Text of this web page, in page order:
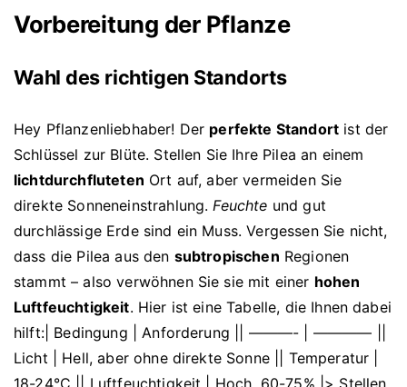
Vorbereitung der Pflanze
Wahl des richtigen Standorts
Hey Pflanzenliebhaber! Der perfekte Standort ist der
Schlüssel zur Blüte. Stellen Sie Ihre Pilea an einem
lichtdurchfluteten Ort auf, aber vermeiden Sie
direkte Sonneneinstrahlung.Feuchte und gut
durchlässige Erde sind ein Muss. Vergessen Sie nicht,
dass die Pilea aus den subtropischen Regionen
stammt – also verwöhnen Sie sie mit einer hohen
Luftfeuchtigkeit. Hier ist eine Tabelle, die Ihnen dabei
hilft:| Bedingung | Anforderung || ———- | ———— ||
Licht | Hell, aber ohne direkte Sonne || Temperatur |